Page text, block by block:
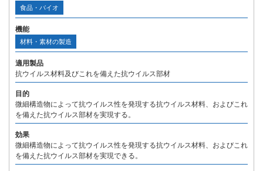
食品・バイオ
機能
材料・素材の製造
適用製品
抗ウイルス材料及びこれを備えた抗ウイルス部材
目的
微細構造物によって抗ウイルス性を発現する抗ウイルス材料、およびこれ
を備えた抗ウイルス部材を実現する。
効果
微細構造物によって抗ウイルス性を発現する抗ウイルス材料、およびこれ
を備えた抗ウイルス部材を実現できる。